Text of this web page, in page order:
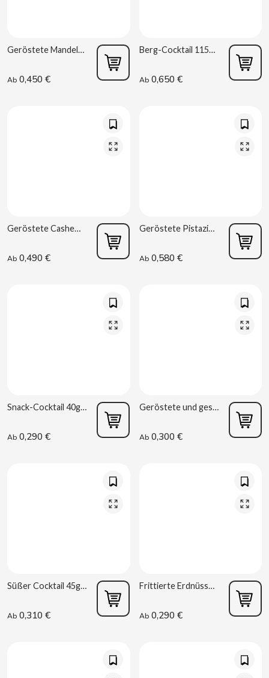
COMO KOMO
CONGUITOS
COOKIE POP & CANDY POP
Geröstete Mandeln mit Salz 30g La Baturrica
Ab 0,450 €
Berg-Cocktail 115g La Baturrica
Ab 0,650 €
Geröstete Cashewnüsse 30g La Baturrica
Ab 0,490 €
Geröstete Pistazien 30g La Baturrica
Ab 0,580 €
Snack-Cocktail 40g La Baturrica
Ab 0,290 €
Geröstete und geschälte Kürbiskerne 45g La Baturrica
Ab 0,300 €
Süßer Cocktail 45g La Baturrica
Ab 0,310 €
Frittierte Erdnüsse 50g La Baturrica
Ab 0,290 €